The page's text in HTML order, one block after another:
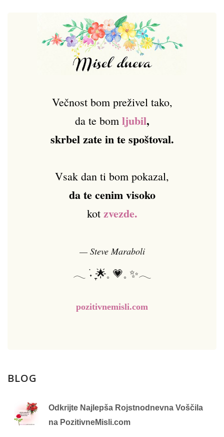
Večnost bom preživel tako,
da te bom ljubil,
skrbel zate in te spoštoval.
Vsak dan ti bom pokazal,
da te cenim visoko
kot zvezde.
— Steve Maraboli
𓂃 ࣪˖ ִֶָ🌟𓈒 💗𓈒 ✨𓂃
pozitivnemisli.com
BLOG
Odkrijte Najlepša Rojstnodnevna Voščila
na PozitivneMisli.com